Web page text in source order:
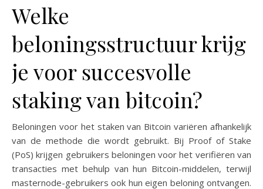
Welke
beloningsstructuur krijg
je voor succesvolle
staking van bitcoin?
Beloningen voor het staken van Bitcoin variëren afhankelijk
van de methode die wordt gebruikt. Bij Proof of Stake
(PoS) krijgen gebruikers beloningen voor het verifiëren van
transacties met behulp van hun Bitcoin-middelen, terwijl
masternode-gebruikers ook hun eigen beloning ontvangen.